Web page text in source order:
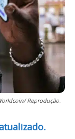
Reprodução.